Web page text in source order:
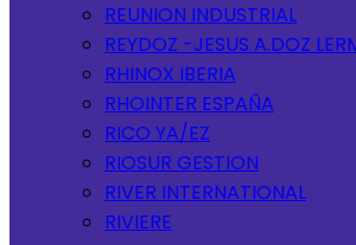
REUNION INDUSTRIAL
REYDOZ -JESUS A.DOZ
RHINOX IBERIA
RHOINTER ESPAÑA
RICO YA/EZ
RIOSUR GESTION
RIVER INTERNATIONAL
RIVIERE